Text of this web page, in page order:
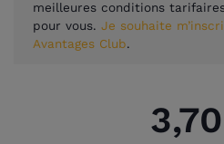
meilleures conditions
pour vous. Je souhaite
Avantages Club.